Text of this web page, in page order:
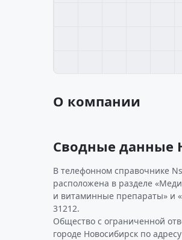
О компании
Сводные
В телефонном справочнике
расположена в разделе
и витаминные препараты» и
31212.
Общество с ограниченной
городе Новосибирск по